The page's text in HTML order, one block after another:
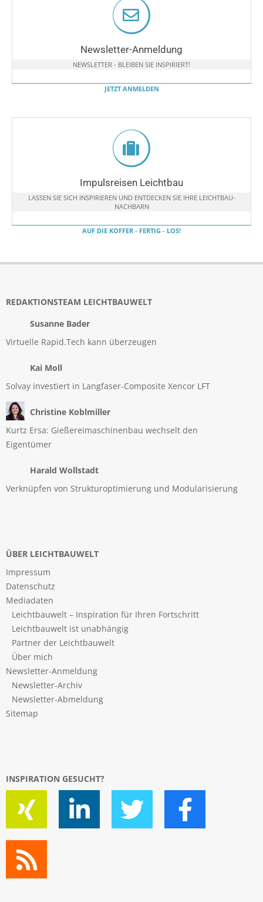
Newsletter-Anmeldung
NEWSLETTER - BLEIBEN SIE INSPIRIERT!
JETZT ANMELDEN
Impulsreisen Leichtbau
LASSEN SIE SICH INSPIRIEREN UND ENTDECKEN SIE IHRE LEICHTBAU-
NACHBARN
AUF DIE KOFFER - FERTIG - LOS!
REDAKTIONSTEAM LEICHTBAUWELT
Susanne Bader
Virtuelle Rapid.Tech kann überzeugen
Kai Moll
Solvay investiert in Langfaser-Composite Xencor LFT
Christine Koblmiller
Kurtz Ersa: Gießereimaschinenbau wechselt den
Eigentümer
Harald Wollstadt
Verknüpfen von Strukturoptimierung und Modularisierung
ÜBER LEICHTBAUWELT
Impressum
Datenschutz
Mediadaten
Leichtbauwelt – Inspiration für Ihren Fortschritt
Leichtbauwelt ist unabhängig
Partner der Leichtbauwelt
Über mich
Newsletter-Anmeldung
Newsletter-Archiv
Newsletter-Abmeldung
Sitemap
INSPIRATION GESUCHT?